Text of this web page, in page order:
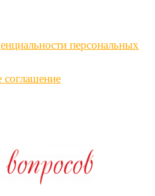
персональных
соглашение